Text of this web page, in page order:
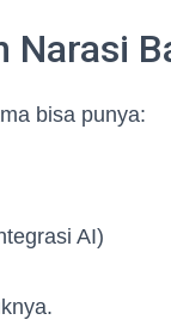
Narasi
bisa punya:
AI)